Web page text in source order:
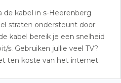
de kabel in s-Heerenberg
straten ondersteunt door
kabel bereik je een snelheid
s. Gebruiken jullie veel TV?
ten koste van het internet.